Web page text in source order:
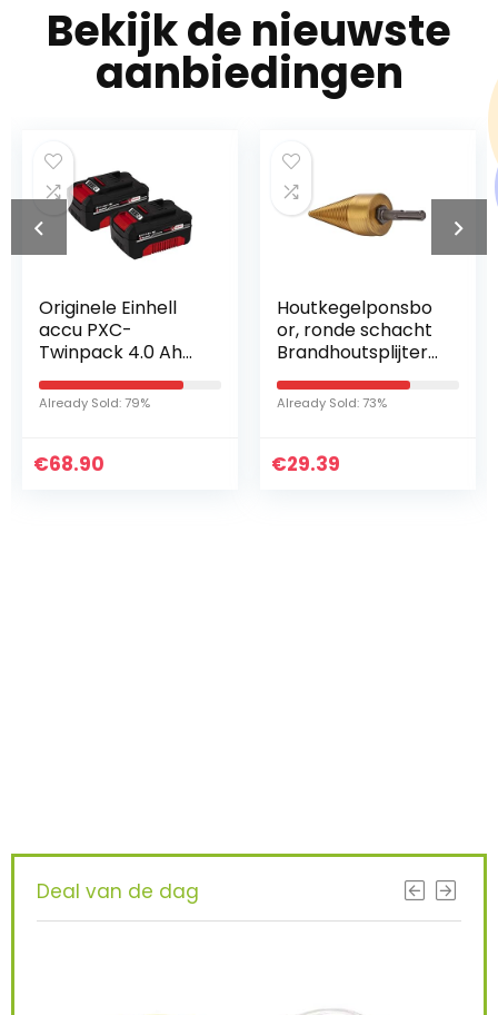
Bekijk de nieuwste
aanbiedingen
Originele Einhell
accu PXC-
Twinpack 4.0 Ah
Power X-Change
Volks.Akku (li-ion,
18 V, 2x 4,0 Ah,
PXC machines,
Already Sold: 79%
€68.90
Houtkegelponsbo
or, ronde schacht
Brandhoutsplijter
Hogesnelheidsstaa
l voor
houtbewerking
houtsplijter voor…
Already Sold: 73%
€29.39
Deal van de dag